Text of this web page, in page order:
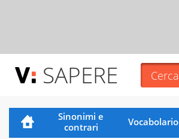
SAPERE
Sinonimi e
contrari
Vocabolario